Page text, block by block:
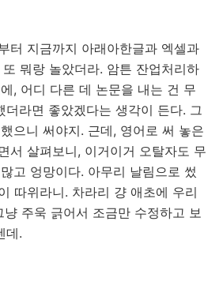
터 지금까지 아래아한글과 엑셀과
뭐랑 놀았더라. 암튼 잔업처리하
, 어디 다른 데 논문을 내는 건 무
더라면 좋았겠다는 생각이 든다. 그
으니 써야지. 근데, 영어로 써 놓은
서 살펴보니, 이거이거 오탈자도 무
고 엉망이다. 아무리 날림으로 썼
따위라니. 차라리 걍 애초에 우리
주욱 긁어서 조금만 수정하고 보
데.